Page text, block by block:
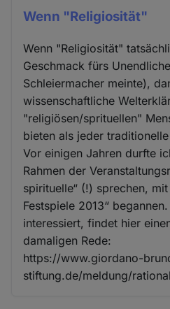
Wenn "Religiosität"
Wenn "Religiosität"
Geschmack fürs
Schleiermacher meinte),
wissenschaftliche
"religiösen/sprituellen"
bieten als jeder
Vor einigen Jahren durfte
Rahmen der
spirituelle“ (!) sprechen,
Festspiele 2013“
interessiert, findet hier
damaligen Rede:
https://www.giordano-
stiftung.de/meldung/